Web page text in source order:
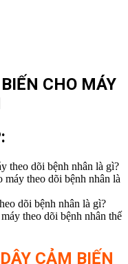
CHO MÁY
theo dõi bệnh nhân là gì?
máy theo dõi bệnh nhân là
dõi bệnh nhân là gì?
theo dõi bệnh nhân thế
CẢM BIẾN